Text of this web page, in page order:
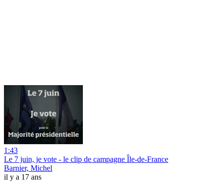
1:43
Le 7 juin, je vote - le clip de campagne Île-de-France
Barnier, Michel
il y a 17 ans